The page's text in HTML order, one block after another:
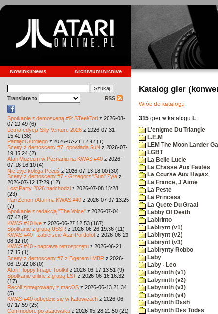
Nowinki/News Archiwum/Archive
Translate to RSS
Spotkanie z demosceną #9: STeel/Tori z 2026-08-
07 20:49 (6)
Letnia edycja Silly Venture 2026 z 2026-07-31
15:41 (38)
Pamięci Jurgiego z 2026-07-21 12:42 (1)
Sceny z demosceny #7: opowiada SuN z 2026-07-
19 15:24 (2)
Atari Muzeum w Poznaniu na KWAS #40 z 2026-
07-16 16:10 (4)
Nie żyje kolega Pecuś z 2026-07-13 18:00 (30)
Sceny z demosceny #7 - Grzegorz "Sun" Żyła z
2026-07-12 17:29 (12)
Lost Party 2026 nadchodzi z 2026-07-08 15:28
(23)
Pan Zenon i Atari na KWAS #40 z 2026-07-07 13:25
(7)
Spotkanie z redakcją "The Voice" z 2026-07-04
07:42 (9)
KWAS #40 live z 2026-06-27 12:53 (167)
Spotkanie z grupą USSR z 2026-06-26 19:36 (11)
KWAS #40 - zabierzcie Atari Portfolio! z 2026-06-23
08:12 (0)
KWAS #40 - naprawa retrosprzętu z 2026-06-21
17:15 (1)
Sceny z demosceny #7 z Bigerem i MBR z 2026-
06-19 22:08 (0)
Atari Floppy Image Toolkit z 2026-06-17 13:51 (9)
Spotkanie online z grupą LST z 2026-06-16 16:32
(17)
Recoil zintegrowany z macOS z 2026-06-13 21:34
(5)
KWAS #40 odbędzie się w Katowicach z 2026-06-
07 17:59 (25)
Commodore po atarowsku z 2026-05-28 21:50 (21)
Katalog gier
Wróc do katalogu
315 gier w katalogu L:
L'enigme Du Triangle
L.E.M
LEM The Moon Lander
LGBT
La Belle Lucie
La Chasse Aux Fautes
La Course Aux Hapax
La France, J'Aime
La Peste
La Princesa
La Quete Du Graal
Labby Of Death
Labirinto
Labirynt (v1)
Labirynt (v2)
Labirynt (v3)
Labirynty Robbo
Laby
Laby - Leo
Labyrinth (v1)
Labyrinth (v2)
Labyrinth (v3)
Labyrinth (v4)
Labyrinth Dash
Labyrinth Des Todes